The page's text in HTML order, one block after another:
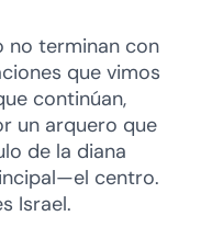
no terminan con
que vimos
continúan,
un arquero que
de la diana
centro.
Israel.